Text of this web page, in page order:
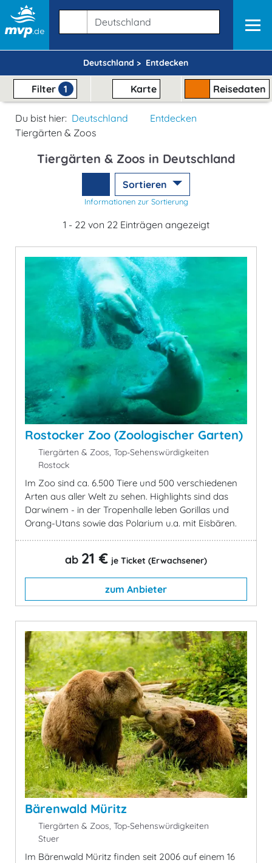
Deutschland > Entdecken
Filter 1 Karte Reisedaten
Du bist hier: Deutschland
Entdecken
Tiergärten & Zoos
Tiergärten & Zoos in Deutschland
Sortieren
Informationen zur Sortierung
1 - 22 von 22 Einträgen angezeigt
Rostocker Zoo (Zoologischer Garten)
Tiergärten & Zoos, Top-Sehenswürdigkeiten
Rostock
Im Zoo sind ca. 6.500 Tiere und 500 verschiedenen
Arten aus aller Welt zu sehen. Highlights sind das
Darwinem - in der Tropenhalle leben Gorillas und
Orang-Utans sowie das Polarium u.a. mit Eisbären.
ab 21 € je Ticket (Erwachsener)
zum Anbieter
Bärenwald Müritz
Tiergärten & Zoos, Top-Sehenswürdigkeiten
Stuer
Im Bärenwald Müritz finden seit 2006 auf einem 16